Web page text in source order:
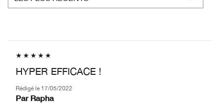
HYPER EFFICACE !
Rédigé le 17/05/2022
Par Rapha